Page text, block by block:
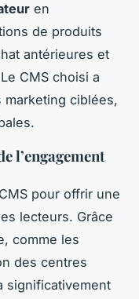
en
de produits
antérieures et
CMS choisi a
marketing ciblées,
l’engagement
pour offrir une
lecteurs. Grâce
comme les
des centres
significativement